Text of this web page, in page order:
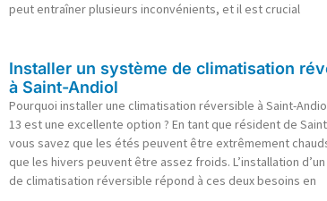
peut entraîner plusieurs inconvénients, et il est crucial
Installer un système de climatisation
à Saint-Andiol
Pourquoi installer une climatisation réversible à Saint-
13 est une excellente option ? En tant que résident de
vous savez que les étés peuvent être extrêmement
que les hivers peuvent être assez froids. L’installation
de climatisation réversible répond à ces deux besoins en